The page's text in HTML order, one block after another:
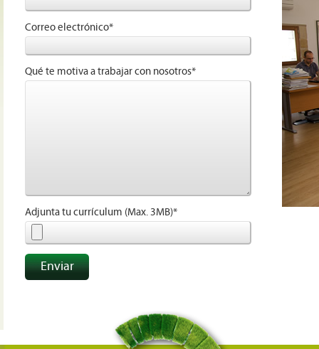
Correo electrónico*
Qué te motiva a trabajar con nosotros*
Adjunta tu currículum (Max. 3MB)*